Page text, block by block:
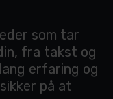
som tar
fra takst og
erfaring og
på at